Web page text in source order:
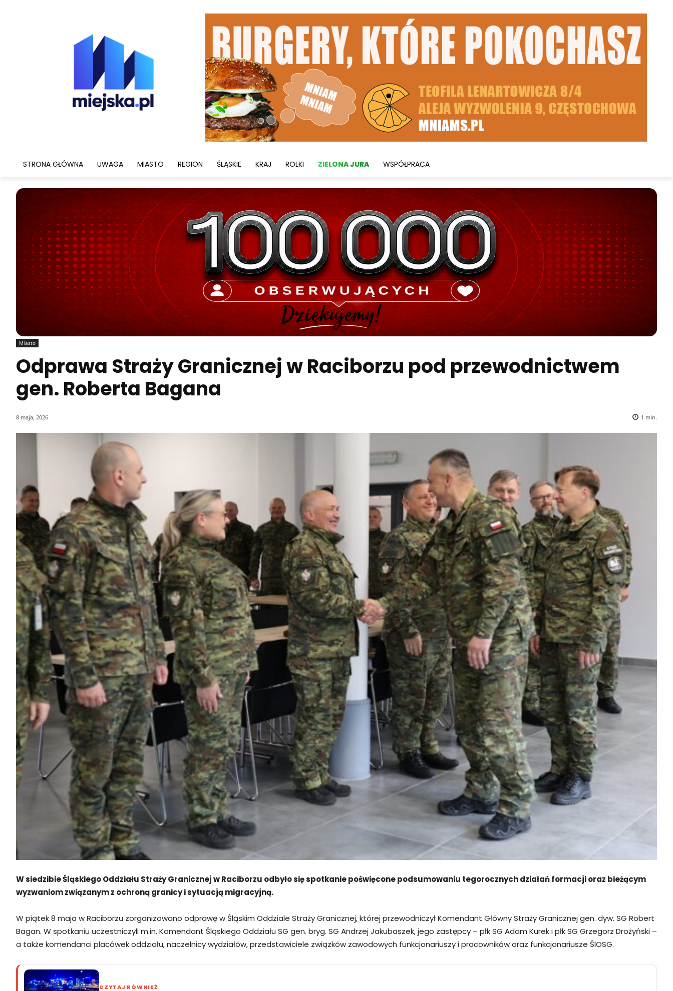
STRONA GŁÓWNA UWAGA MIASTO REGION ŚLĄSKIE KRAJ ROLKI ZIELONA JURA WSPÓŁPRACA
Miasto
Odprawa Straży Granicznej w Raciborzu pod przewodnictwem
gen. Roberta Bagana
8 maja, 2026 1 min.
W siedzibie Śląskiego Oddziału Straży Granicznej w Raciborzu odbyło się spotkanie poświęcone podsumowaniu tegorocznych działań formacji oraz bieżącym
wyzwaniom związanym z ochroną granicy i sytuacją migracyjną.
W piątek 8 maja w Raciborzu zorganizowano odprawę w Śląskim Oddziale Straży Granicznej, której przewodniczył Komendant Główny Straży Granicznej gen. dyw. SG Robert
Bagan. W spotkaniu uczestniczyli m.in. Komendant Śląskiego Oddziału SG gen. bryg. SG Andrzej Jakubaszek, jego zastępcy – płk SG Adam Kurek i płk SG Grzegorz Drożyński –
a także komendanci placówek oddziału, naczelnicy wydziałów, przedstawiciele związków zawodowych funkcjonariuszy i pracowników oraz funkcjonariusze ŚlOSG.
CZYTAJ RÓWNIEŻ